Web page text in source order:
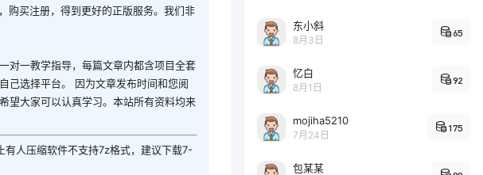
购买注册，得到更好的正版服务。我们非
对一教学指导，每篇文章内都含项目全套
己选择平台。 因为文章发布时间和您阅
望大家可以认真学习。本站所有资料均来
有人压缩软件不支持7z格式，建议下载7-
东小斜
8月3日
65
忆白
8月1日
92
mojiha5210
7月24日
175
包某某